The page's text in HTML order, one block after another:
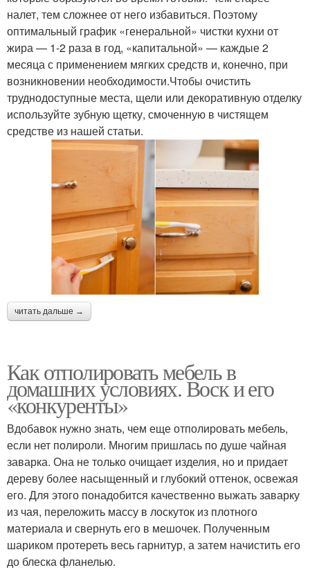
налет, тем сложнее от него избавиться. Поэтому
оптимальный график «генеральной» чистки кухни от
жира — 1-2 раза в год, «капитальной» — каждые 2
месяца с применением мягких средств и, конечно, при
возникновении необходимости.Чтобы очистить
труднодоступные места, щели или декоративную отделку
используйте зубную щетку, смоченную в чистящем
средстве из нашей статьи.
читать дальше →
Как отполировать мебель в
домашних условиях. Воск и его
«конкуренты»
Вдобавок нужно знать, чем еще отполировать мебель,
если нет полироли. Многим пришлась по душе чайная
заварка. Она не только очищает изделия, но и придает
дереву более насыщенный и глубокий оттенок, освежая
его. Для этого понадобится качественно выжать заварку
из чая, переложить массу в лоскуток из плотного
материала и свернуть его в мешочек. Полученным
шариком протереть весь гарнитур, а затем начистить его
до блеска фланелью.